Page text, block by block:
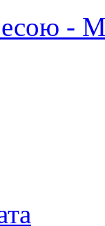
- М.